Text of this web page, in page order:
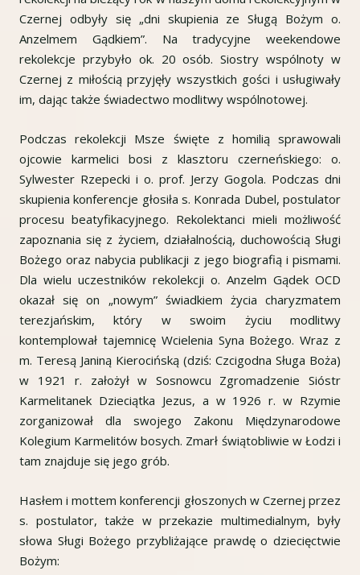
Czernej odbyły się „dni skupienia ze Sługą Bożym o.
Anzelmem Gądkiem”. Na tradycyjne weekendowe
rekolekcje przybyło ok. 20 osób. Siostry wspólnoty w
Czernej z miłością przyjęły wszystkich gości i usługiwały
im, dając także świadectwo modlitwy wspólnotowej.
Podczas rekolekcji Msze święte z homilią sprawowali
ojcowie karmelici bosi z klasztoru czerneńskiego: o.
Sylwester Rzepecki i o. prof. Jerzy Gogola. Podczas dni
skupienia konferencje głosiła s. Konrada Dubel, postulator
procesu beatyfikacyjnego. Rekolektanci mieli możliwość
zapoznania się z życiem, działalnością, duchowością Sługi
Bożego oraz nabycia publikacji z jego biografią i pismami.
Dla wielu uczestników rekolekcji o. Anzelm Gądek OCD
okazał się on „nowym” świadkiem życia charyzmatem
terezjańskim, który w swoim życiu modlitwy
kontemplował tajemnicę Wcielenia Syna Bożego. Wraz z
m. Teresą Janiną Kierocińską (dziś: Czcigodna Sługa Boża)
w 1921 r. założył w Sosnowcu Zgromadzenie Sióstr
Karmelitanek Dzieciątka Jezus, a w 1926 r. w Rzymie
zorganizował dla swojego Zakonu Międzynarodowe
Kolegium Karmelitów bosych. Zmarł świątobliwie w Łodzi i
tam znajduje się jego grób.
Hasłem i mottem konferencji głoszonych w Czernej przez
s. postulator, także w przekazie multimedialnym, były
słowa Sługi Bożego przybliżające prawdę o dziecięctwie
Bożym: